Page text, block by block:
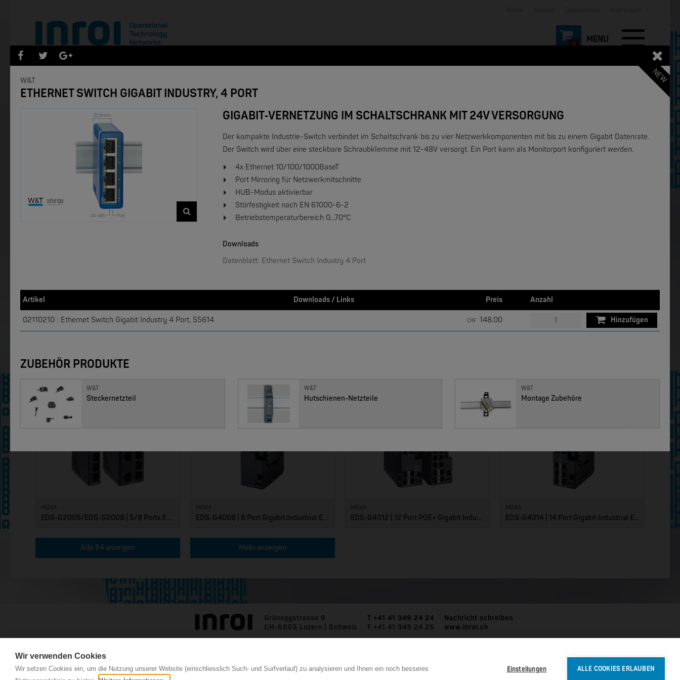
Wir verwenden Cookies
Wir setzen Cookies ein, um die Nutzung unserer Website (einschliesslich Such- und Surfverlauf) zu analysieren und Ihnen ein noch besseres
Einstellungen ALLE COOKIES ERLAUBEN
NEW
W&T
ETHERNET SWITCH GIGABIT INDUSTRY, 4 PORT
GIGABIT-VERNETZUNG IM SCHALTSCHRANK MIT 24V VERSORGUNG
Der kompakte Industrie-Switch verbindet im Schaltschrank bis zu vier Netzwerkkomponenten mit bis zu einem Gigabit Datenrate.
Der Switch wird über eine steckbare Schraubklemme mit 12-48V versorgt. Ein Port kann als Monitorport konfiguriert werden.
4x Ethernet 10/100/1000BaseT
Port Mirroring für Netzwerkmitschnitte
HUB-Modus aktivierbar
Störfestigkeit nach EN 61000-6-2
Betriebstemperaturbereich 0...70°C
Downloads
Datenblatt: Ethernet Switch Industry 4 Port
Artikel Downloads / Links Preis Anzahl
02110210 : Ethernet Switch Gigabit Industry 4 Port, 55614 CHF 148.00 Hinzufügen
ZUBEHÖR PRODUKTE
W&T
Steckernetzteil
W&T
Hutschienen-Netzteile
W&T
Montage Zubehöre
0
PRODUKTENEUHEITEN
Filter zurücksetzen
NEW
WLAN-Thermometer 1x Pt100
NEW
MOXA
NEW
MOXA
NEW
MOXA
NEW
MOXA
MOXA
EDS-G2005/EDS-G2008 | 5/8 Ports Entry Level unmanaged Ethernet Switches
MOXA
EDS-G4008 | 8 Port Gigabit Industrial Ethernet Switches
NEW
MOXA
EDS-G4012 | 12 Port POE+ Gigabit Industrial Ethernet Switches
MOXA
EDS-G4014 | 14 Port Gigabit Industrial Ethernet Switches
Alle 54 anzeigen Mehr anzeigen
Grüneggstrasse 9
CH-6005 Luzern | Schweiz
T +41 41 349 24 24
F +41 41 349 24 25
Nachricht schreiben
www.inroi.ch